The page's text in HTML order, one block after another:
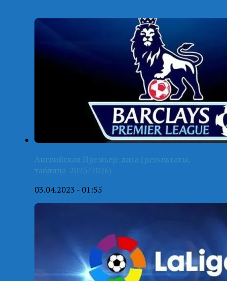
Английская Премьер-лига (результаты,
таблица-2025/2026)
03.04.2023 - 01:55